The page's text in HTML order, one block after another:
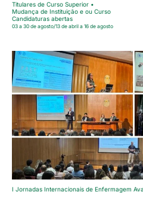
Titulares de Curso Superior •
Mudança de Instituição e ou Curso
Candidaturas abertas
03 a 30 de agosto/13 de abril a 16 de agosto
I Jornadas Internacionais de Enfermagem